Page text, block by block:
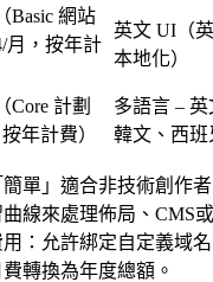
Basic 網站
月，按年計
英文 UI（
本地化）
Core 計劃
年計費）
多語言 –
韓文、西班
單」適合非技術創作
線來處理佈局、CMS
：允許綁定自定義域
轉換為年度總額。